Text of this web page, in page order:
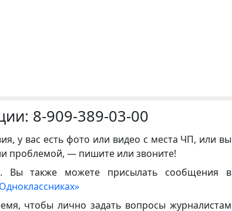
8-909-389-03-00
у вас есть фото или видео с места ЧП, или вы
проблемой, — пишите или звоните!
. Вы также можете присылать сообщения в
чтобы лично задать вопросы журналистам